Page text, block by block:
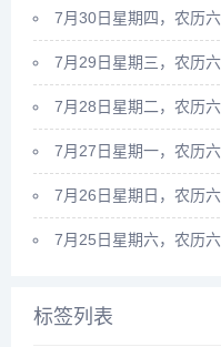
7月30日星期四，农历
7月29日星期三，农历
7月28日星期二，农历
7月27日星期一，农历
7月26日星期日，农历
7月25日星期六，农历
标签列表